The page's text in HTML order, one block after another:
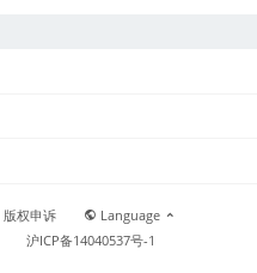
版权申诉
Language
沪ICP备14040537号-1